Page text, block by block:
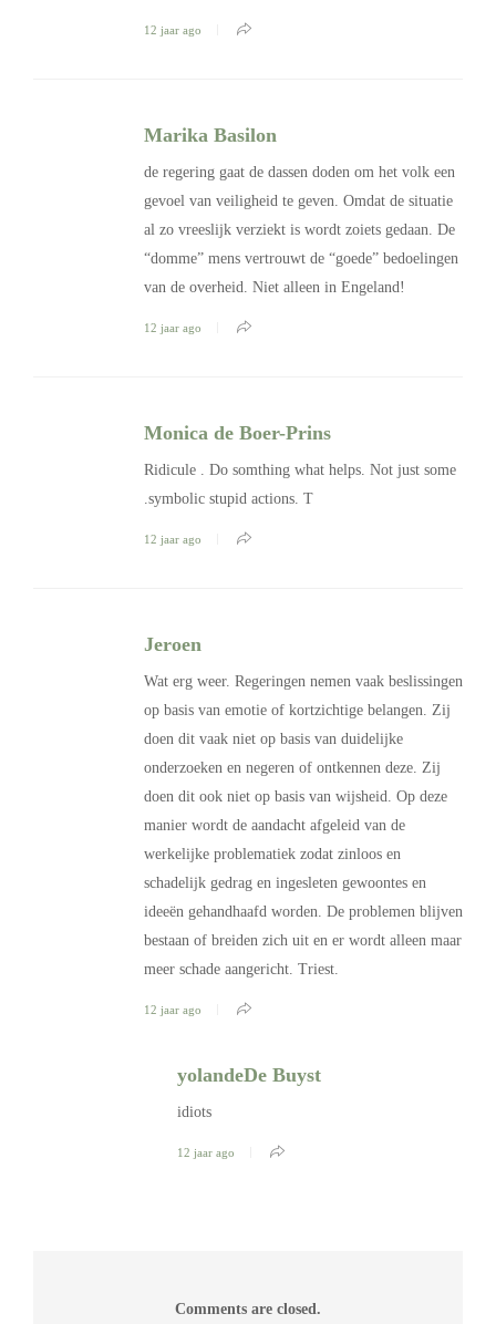
12 jaar ago
Marika Basilon
de regering gaat de dassen doden om het volk een
gevoel van veiligheid te geven. Omdat de situatie
al zo vreeslijk verziekt is wordt zoiets gedaan. De
“domme” mens vertrouwt de “goede” bedoelingen
van de overheid. Niet alleen in Engeland!
12 jaar ago
Monica de Boer-Prins
Ridicule . Do somthing what helps. Not just some
.symbolic stupid actions. T
12 jaar ago
Jeroen
Wat erg weer. Regeringen nemen vaak beslissingen
op basis van emotie of kortzichtige belangen. Zij
doen dit vaak niet op basis van duidelijke
onderzoeken en negeren of ontkennen deze. Zij
doen dit ook niet op basis van wijsheid. Op deze
manier wordt de aandacht afgeleid van de
werkelijke problematiek zodat zinloos en
schadelijk gedrag en ingesleten gewoontes en
ideeën gehandhaafd worden. De problemen blijven
bestaan of breiden zich uit en er wordt alleen maar
meer schade aangericht. Triest.
12 jaar ago
yolandeDe Buyst
idiots
12 jaar ago
Comments are closed.